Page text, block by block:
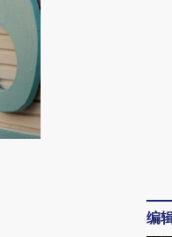
编